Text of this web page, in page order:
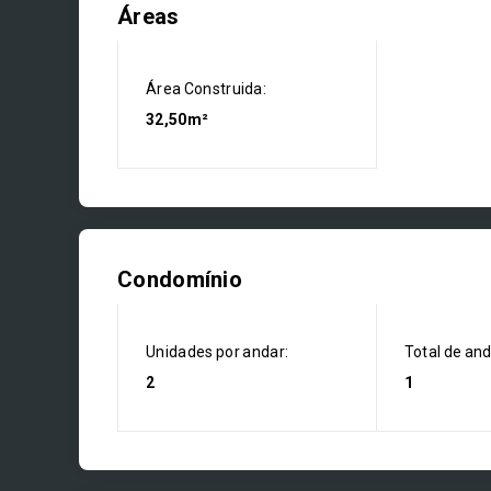
Áreas
Área Construida:
32,50m²
Condomínio
Unidades por andar:
2
Total de
1